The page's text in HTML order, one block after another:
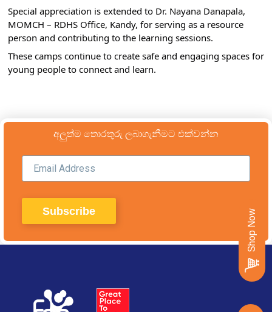
Special appreciation is extended to Dr. Nayana Danapala,
MOMCH – RDHS Office, Kandy, for serving as a resource
person and contributing to the learning sessions.
These camps continue to create safe and engaging spaces for
young people to connect and learn.
අලුත්ම තොරතුරු ලබාගැනීමට එක්වන්න
Shop Now